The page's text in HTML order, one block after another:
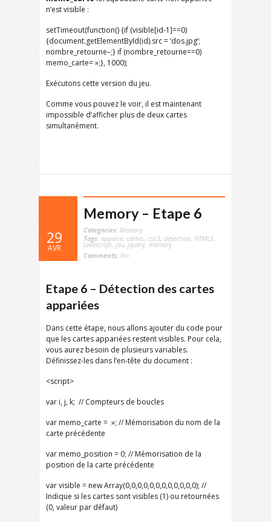
n’est visible :
setTimeout(function() {if (visible[id-1]==0)
{document.getElementById(id).src = ‘dos.jpg’;
nombre_retourne–;} if (nombre_retourne==0)
memo_carte= »;}, 1000);
Exécutons cette version du jeu.
Comme vous pouvez le voir, il est maintenant
impossible d’afficher plus de deux cartes
simultanément.
29
AVR
Memory – Etape 6
Categories: Memory
Tags: apparié, cartes, css3, détection, HTML5,
javascript, jeu, jquery, memory
Comments: No
Etape 6 – Détection des cartes
appariées
Dans cette étape, nous allons ajouter du code pour
que les cartes appariées restent visibles. Pour cela,
vous aurez besoin de plusieurs variables.
Définissez-les dans l’en-tête du document :
<script>
var i, j, k; // Compteurs de boucles
var memo_carte = »; // Mémorisation du nom de la
carte précédente
var memo_position = 0; // Mémorisation de la
position de la carte précédente
var visible = new Array(0,0,0,0,0,0,0,0,0,0,0,0); //
Indique si les cartes sont visibles (1) ou retournées
(0, valeur par défaut)